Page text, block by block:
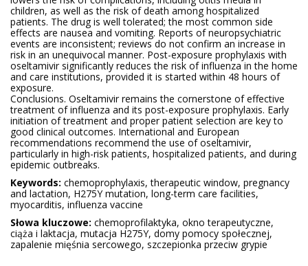
children, as well as the risk of death among hospitalized
patients. The drug is well tolerated; the most common side
effects are nausea and vomiting. Reports of neuropsychiatric
events are inconsistent; reviews do not confirm an increase in
risk in an unequivocal manner. Post-exposure prophylaxis with
oseltamivir significantly reduces the risk of influenza in the home
and care institutions, provided it is started within 48 hours of
exposure.
Conclusions. Oseltamivir remains the cornerstone of effective
treatment of influenza and its post-exposure prophylaxis. Early
initiation of treatment and proper patient selection are key to
good clinical outcomes. International and European
recommendations recommend the use of oseltamivir,
particularly in high-risk patients, hospitalized patients, and during
epidemic outbreaks.
Keywords: chemoprophylaxis, therapeutic window, pregnancy
and lactation, H275Y mutation, long-term care facilities,
myocarditis, influenza vaccine
Słowa kluczowe: chemoprofilaktyka, okno terapeutyczne,
ciąża i laktacja, mutacja H275Y, domy pomocy społecznej,
zapalenie mięśnia sercowego, szczepionka przeciw grypie